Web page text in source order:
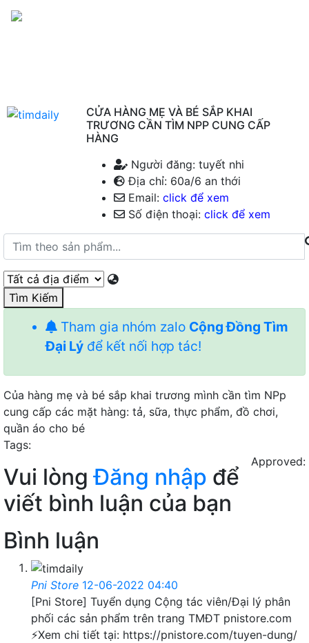
CỬA HÀNG MẸ VÀ BÉ SẮP KHAI
TRƯƠNG CẦN TÌM NPP CUNG CẤP
HÀNG
Người đăng: tuyết nhi
Địa chỉ: 60a/6 an thới
Email: click để xem
Số điện thoại: click để xem
Tìm Kiếm
Tham gia nhóm zalo Cộng Đồng Tìm
Đại Lý để kết nối hợp tác!
Của hàng mẹ và bé sắp khai trương mình cần tìm NPp
cung cấp các mặt hàng: tả, sữa, thực phẩm, đồ chơi,
quần áo cho bé
Tags:
Approved:
Vui lòngĐăng nhập để
viết bình luận của bạn
Bình luận
Pni Store 12-06-2022 04:40
[Pni Store] Tuyển dụng Cộng tác viên/Đại lý phân
phối các sản phẩm trên trang TMĐT pnistore.com
⚡Xem chi tiết tại: https://pnistore.com/tuyen-dung/